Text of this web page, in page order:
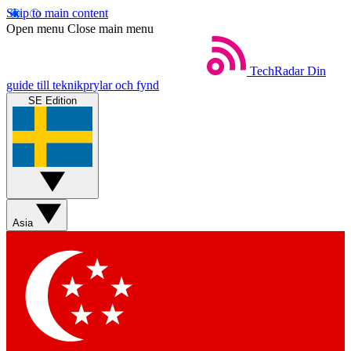
Skip to main content
Open menu Close main menu
TechRadar Din
guide till teknikprylar och fynd
SE Edition
Asia